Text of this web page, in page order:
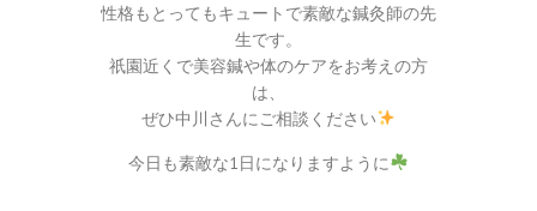
性格もとってもキュートで素敵な鍼灸師の先
生です。
祇園近くで美容鍼や体のケアをお考えの方
は、
ぜひ中川さんにご相談ください
今日も素敵な1日になりますように